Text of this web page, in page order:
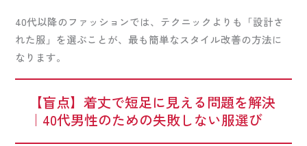
40代以降のファッションでは、テクニックよりも「設計さ
れた服」を選ぶことが、最も簡単なスタイル改善の方法に
なります。
【盲点】着丈で短足に見える問題を解決
｜40代男性のための失敗しない服選び